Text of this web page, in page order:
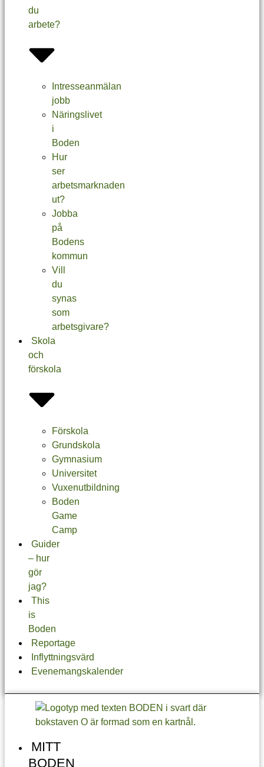
du
arbete?
Intresseanmälan
jobb
Näringslivet
i
Boden
Hur
ser
arbetsmarknaden
ut?
Jobba
på
Bodens
kommun
Vill
du
synas
som
arbetsgivare?
Skola
och
förskola
Förskola
Grundskola
Gymnasium
Universitet
Vuxenutbildning
Boden
Game
Camp
Guider
– hur
gör
jag?
This
is
Boden
Reportage
Inflyttningsvärd
Evenemangskalender
MITT
BODEN